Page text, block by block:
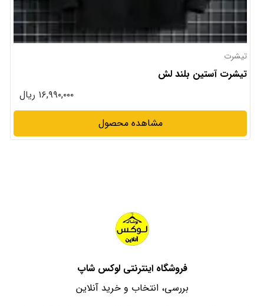
تیشرت
تیشرت آستین بلند لش
۱۶,۹۹۰,۰۰۰ ریال
مشاهده محصول
فروشگاه اینترنتی لوکس شاپ
بررسی، انتخاب و خرید آنلاین